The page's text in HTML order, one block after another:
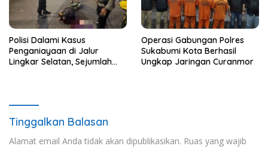
Polisi Dalami Kasus
Penganiayaan di Jalur
Lingkar Selatan, Sejumlah
Operasi Gabungan Polres
Sukabumi Kota Berhasil
Ungkap Jaringan Curanmor
Tinggalkan Balasan
Alamat email Anda tidak akan dipublikasikan. Ruas yang wajib